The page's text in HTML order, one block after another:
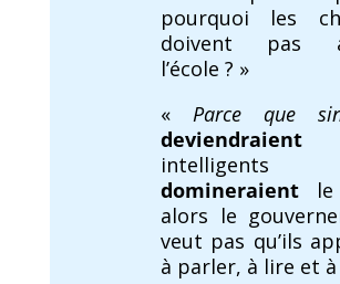
pourquoi les
doivent pas
l’école ? »
« Parce que
deviendraient
domineraientle
alors le
veut pas qu’ils
à parler, à lire et